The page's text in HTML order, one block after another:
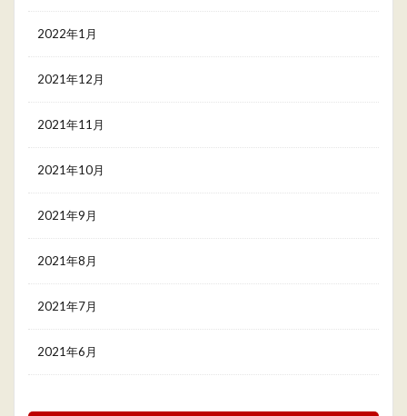
2022年1月
2021年12月
2021年11月
2021年10月
2021年9月
2021年8月
2021年7月
2021年6月